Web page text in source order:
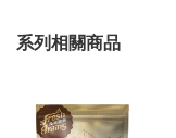
系列相關商品